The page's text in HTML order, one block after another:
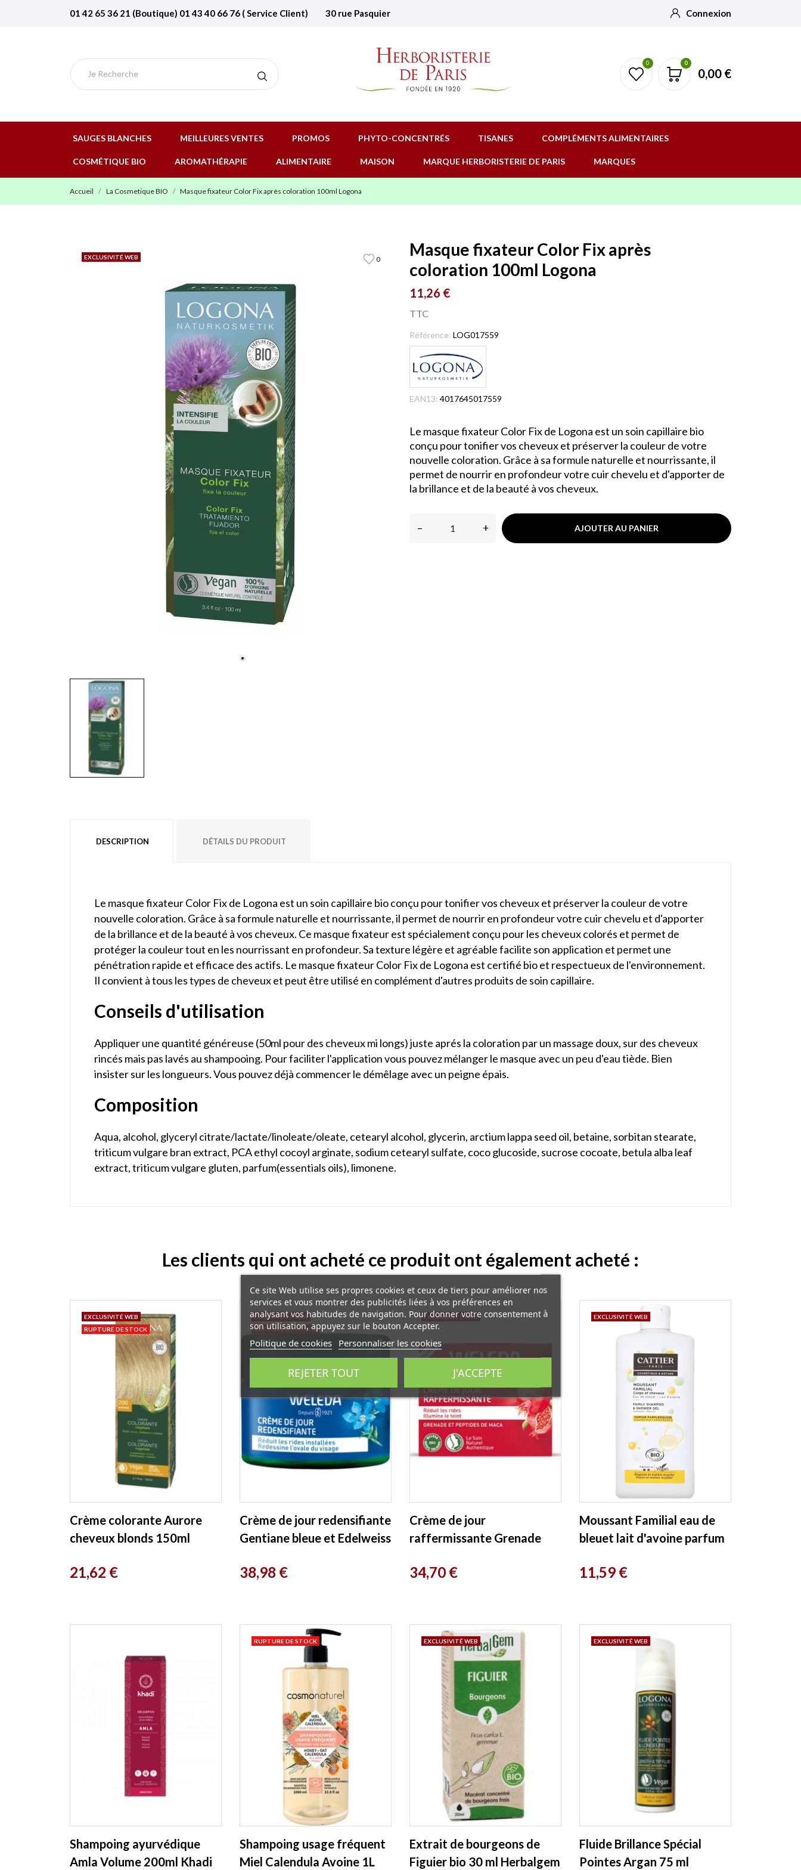
01 42 65 36 21 (Boutique) 01 43 40 66 76 ( Service Client) 30 rue Pasquier Connexion
0 0
0,00 €
SAUGES BLANCHES MEILLEURES VENTES PROMOS PHYTO-CONCENTRÉS TISANES COMPLÉMENTS ALIMENTAIRES
COSMÉTIQUE BIO AROMATHÉRAPIE ALIMENTAIRE MAISON MARQUE HERBORISTERIE DE PARIS MARQUES
Accueil La Cosmetique BIO Masque fixateur Color Fix après coloration 100ml Logona
0
EXCLUSIVITÉ WEB
Masque fixateur Color Fix après
coloration 100ml Logona
11,26 €
TTC
Référence: LOG017559
EAN13: 4017645017559
Le masque fixateur Color Fix de Logona est un soin capillaire bio
conçu pour tonifier vos cheveux et préserver la couleur de votre
nouvelle coloration. Grâce à sa formule naturelle et nourrissante, il
permet de nourrir en profondeur votre cuir chevelu et d'apporter de
la brillance et de la beauté à vos cheveux.
– + AJOUTER AU PANIER
DESCRIPTION DÉTAILS DU PRODUIT
Le masque fixateur Color Fix de Logona est un soin capillaire bio conçu pour tonifier vos cheveux et préserver la couleur de votre
nouvelle coloration. Grâce à sa formule naturelle et nourrissante, il permet de nourrir en profondeur votre cuir chevelu et d'apporter
de la brillance et de la beauté à vos cheveux. Ce masque fixateur est spécialement conçu pour les cheveux colorés et permet de
protéger la couleur tout en les nourrissant en profondeur. Sa texture légère et agréable facilite son application et permet une
pénétration rapide et efficace des actifs. Le masque fixateur Color Fix de Logona est certifié bio et respectueux de l'environnement.
Il convient à tous les types de cheveux et peut être utilisé en complément d'autres produits de soin capillaire.
Conseils d'utilisation
Appliquer une quantité généreuse (50ml pour des cheveux mi longs) juste aprés la coloration par un massage doux, sur des cheveux
rincés mais pas lavés au shampooing. Pour faciliter l'application vous pouvez mélanger le masque avec un peu d'eau tiède. Bien
insister sur les longueurs. Vous pouvez déjà commencer le démêlage avec un peigne épais.
Composition
Aqua, alcohol, glyceryl citrate/lactate/linoleate/oleate, cetearyl alcohol, glycerin, arctium lappa seed oil, betaine, sorbitan stearate,
triticum vulgare bran extract, PCA ethyl cocoyl arginate, sodium cetearyl sulfate, coco glucoside, sucrose cocoate, betula alba leaf
extract, triticum vulgare gluten, parfum(essentials oils), limonene.
Les clients qui ont acheté ce produit ont également acheté :
Crème colorante Aurore
cheveux blonds 150ml
Prix
21,62 €
EXCLUSIVITÉ WEB
RUPTURE DE STOCK
Crème de jour redensifiante
Gentiane bleue et Edelweiss
Prix
38,98 €
EXCLUSIVITÉ WEB
RUPTURE DE STOCK
Crème de jour
raffermissante Grenade
Weleda
Prix
34,70 €
EXCLUSIVITÉ WEB
Moussant Familial eau de
bleuet lait d'avoine parfum
Prix
11,59 €
EXCLUSIVITÉ WEB
Shampoing ayurvédique
Amla Volume 200ml Khadi
Shampoing usage fréquent
Miel Calendula Avoine 1L
RUPTURE DE STOCK
Extrait de bourgeons de
Figuier bio 30 ml Herbalgem
EXCLUSIVITÉ WEB
Fluide Brillance Spécial
Pointes Argan 75 ml
EXCLUSIVITÉ WEB
Ce site Web utilise ses propres cookies et ceux de tiers pour améliorer nos
services et vous montrer des publicités liées à vos préférences en
analysant vos habitudes de navigation. Pour donner votre consentement à
son utilisation, appuyez sur le bouton Accepter.
Politique de cookies Personnaliser les cookies
REJETER TOUT J'ACCEPTE